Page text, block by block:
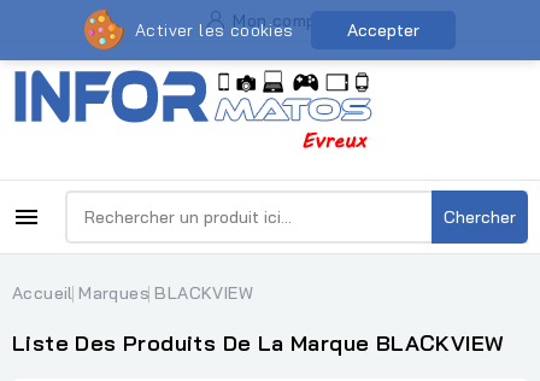
Mon compte
 Chercher
Accueil Marques BLACKVIEW
Liste Des Produits De La Marque BLACKVIEW
Activer les cookies Accepter